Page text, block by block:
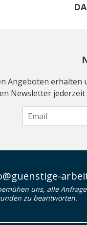
Angeboten
Newsletter
uns, alle
zu beantworten.